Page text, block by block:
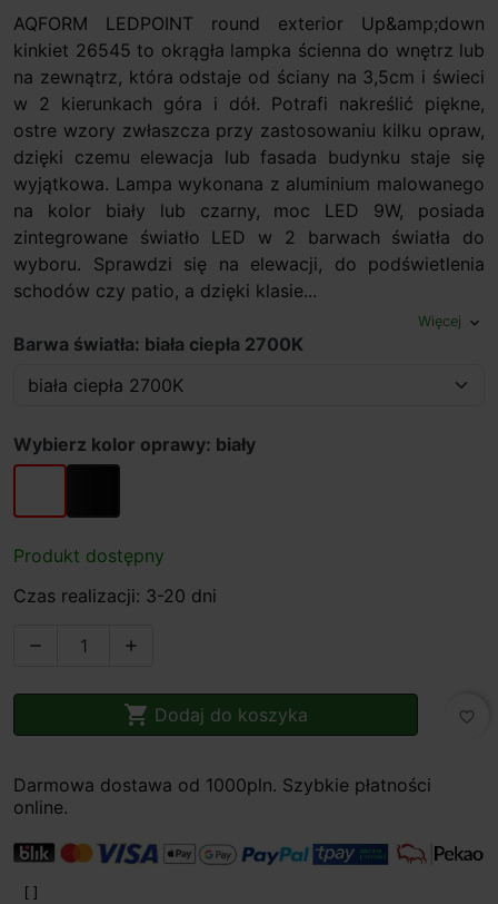
AQFORM LEDPOINT round exterior Up&amp;down
kinkiet 26545 to okrągła lampka ścienna do wnętrz lub
na zewnątrz, która odstaje od ściany na 3,5cm i świeci
w 2 kierunkach góra i dół. Potrafi nakreślić piękne,
ostre wzory zwłaszcza przy zastosowaniu kilku opraw,
dzięki czemu elewacja lub fasada budynku staje się
wyjątkowa. Lampa wykonana z aluminium malowanego
na kolor biały lub czarny, moc LED 9W, posiada
zintegrowane światło LED w 2 barwach światła do
wyboru. Sprawdzi się na elewacji, do podświetlenia
schodów czy patio, a dzięki klasie...
Więcej expand_more
Barwa światła: biała ciepła 2700K
Wybierz kolor oprawy: biały
biały czarny
Produkt dostępny
Czas realizacji: 3-20 dni
 
 Dodaj do koszyka favorite_border
Darmowa dostawa od 1000pln. Szybkie płatności
online.